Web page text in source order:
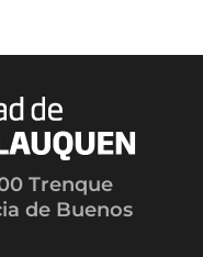
Trenque
de Buenos